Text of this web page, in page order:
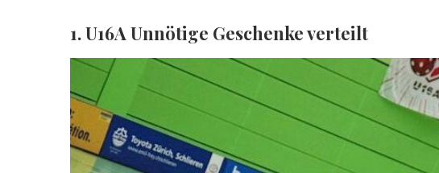
1. U16A Unnötige Geschenke verteilt